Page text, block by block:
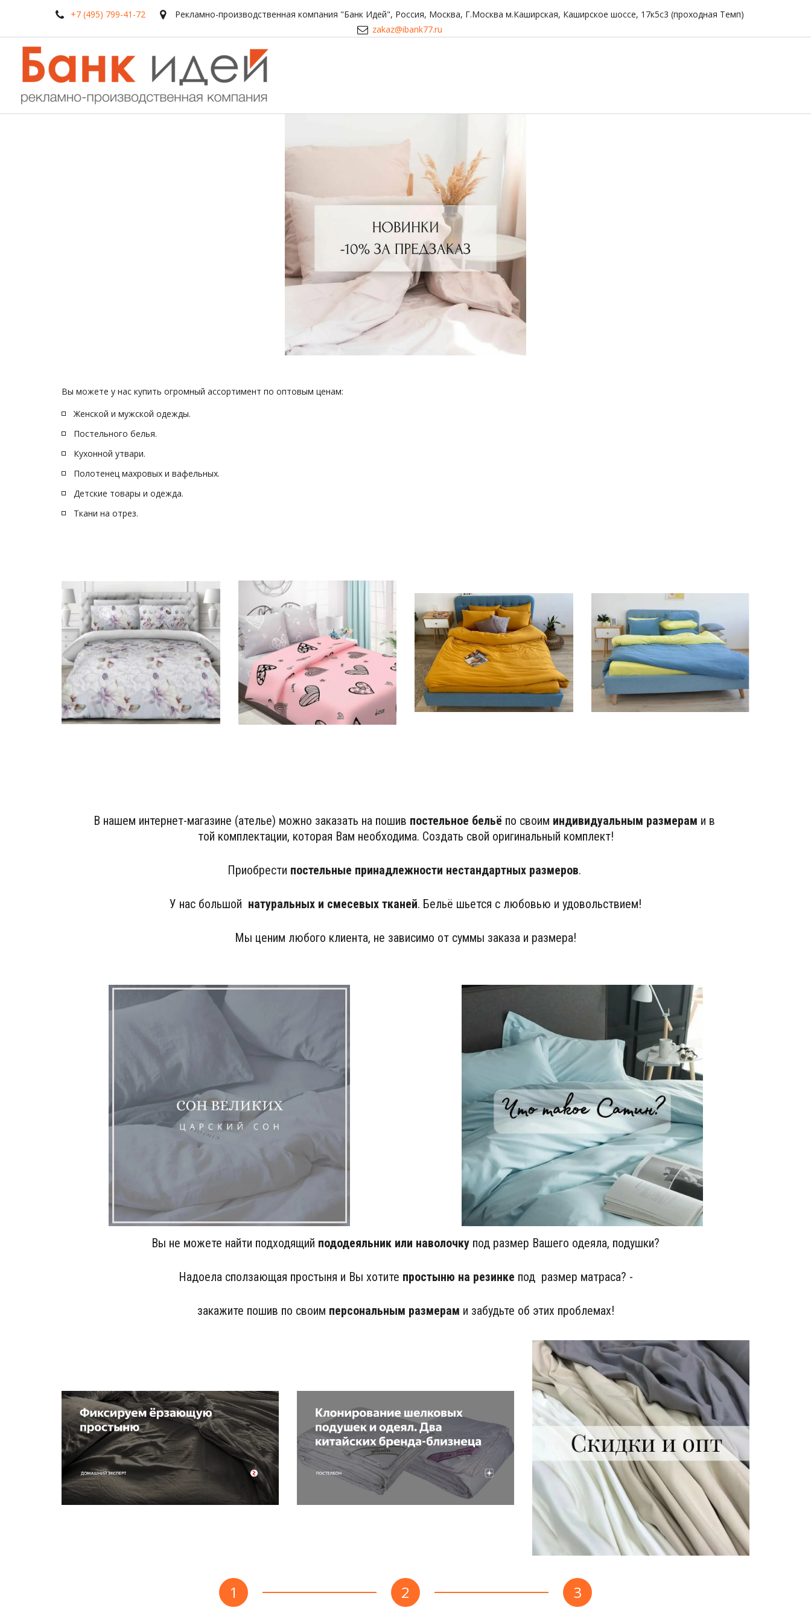
+7 (495) 799-41-72 Рекламно-производственная компания "Банк Идей", Россия, Москва, Г.Москва м.Каширская, Каширское шоссе, 17к5с3 (проходная Темп)
zakaz@ibank77.ru
Вы можете у нас купить огромный ассортимент по оптовым ценам:
Женской и мужской одежды.
Постельного белья.
Кухонной утвари.
Полотенец махровых и вафельных.
Детские товары и одежда.
Ткани на отрез.
В нашем интернет-магазине (ателье) можно заказать на пошив постельное бельё по своим индивидуальным размерам и в
той комплектации, которая Вам необходима. Создать свой оригинальный комплект!
Приобрести постельные принадлежности нестандартных размеров.
У нас большой натуральных и смесевых тканей. Бельё шьется с любовью и удовольствием!
Мы ценим любого клиента, не зависимо от суммы заказа и размера!
Вы не можете найти подходящий пододеяльник или наволочку под размер Вашего одеяла, подушки?
Надоела сползающая простыня и Вы хотите простыню на резинке под  размер матраса? -
закажите пошив по своим персональным размерам и забудьте об этих проблемах!